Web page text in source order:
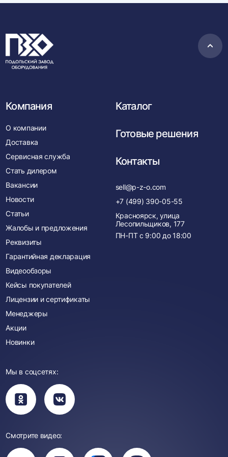
в
Компания
О компании
Доставка
Сервисная служба
Стать дилером
Вакансии
Новости
Статьи
Жалобы и предложения
Реквизиты
Гарантийная декларация
Видеообзоры
Кейсы покупателей
Лицензии и сертификаты
Менеджеры
Акции
Новинки
Каталог
Готовые решения
Контакты
sell@p-z-o.com
+7 (499) 390-05-55
Красноярск, улица
Лесопильщиков, 177
ПН-ПТ с 9:00 до 18:00
Мы в соцсетях:
Вы
перейдете
в
группу
Вы
перейдете
в
группу
Смотрите видео:
Вы